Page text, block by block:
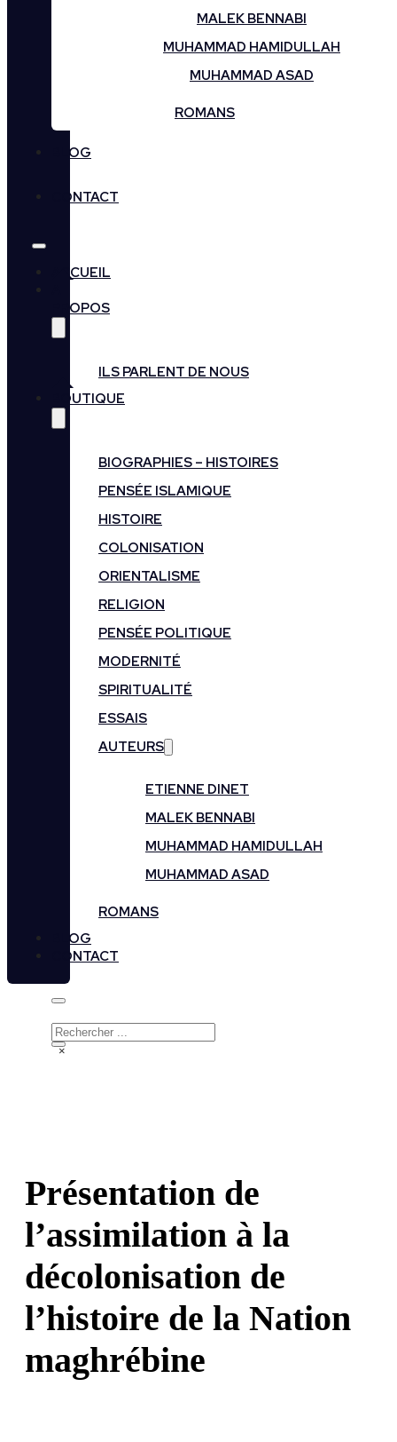
MALEK BENNABI
MUHAMMAD HAMIDULLAH
MUHAMMAD ASAD
ROMANS
BLOG
CONTACT
ACCUEIL
PROPOS
ILS PARLENT DE NOUS
BOUTIQUE
BIOGRAPHIES – HISTOIRES
PENSÉE ISLAMIQUE
HISTOIRE
COLONISATION
ORIENTALISME
RELIGION
PENSÉE POLITIQUE
MODERNITÉ
SPIRITUALITÉ
ESSAIS
AUTEURS
ETIENNE DINET
MALEK BENNABI
MUHAMMAD HAMIDULLAH
MUHAMMAD ASAD
ROMANS
BLOG
CONTACT
Rechercher
×
Présentation de
l’assimilation à la
décolonisation de
l’histoire de la Nation
maghrébine